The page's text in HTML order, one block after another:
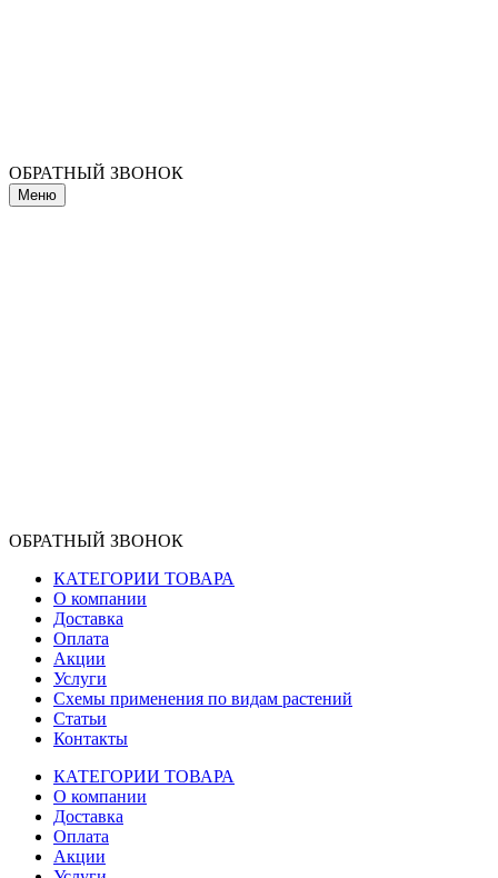
ОБРАТНЫЙ ЗВОНОК
Меню
ОБРАТНЫЙ ЗВОНОК
КАТЕГОРИИ ТОВАРА
О компании
Доставка
Оплата
Акции
Услуги
Схемы применения по видам растений
Статьи
Контакты
КАТЕГОРИИ ТОВАРА
О компании
Доставка
Оплата
Акции